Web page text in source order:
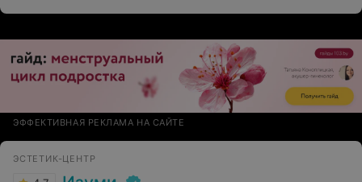
ЭФФЕКТИВНАЯ РЕКЛАМА НА САЙТЕ
ЭСТЕТИК-ЦЕНТР